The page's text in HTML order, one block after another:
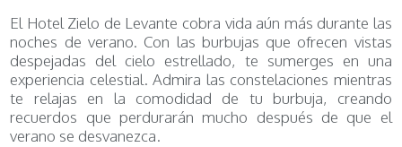
El Hotel Zielo de Levante cobra vida aún más durante las
noches de verano. Con las burbujas que ofrecen vistas
despejadas del cielo estrellado, te sumerges en una
experiencia celestial. Admira las constelaciones mientras
te relajas en la comodidad de tu burbuja, creando
recuerdos que perdurarán mucho después de que el
verano se desvanezca.